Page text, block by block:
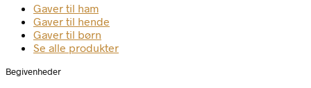
Gaver til ham
Gaver til hende
Gaver til børn
Se alle produkter
Begivenheder